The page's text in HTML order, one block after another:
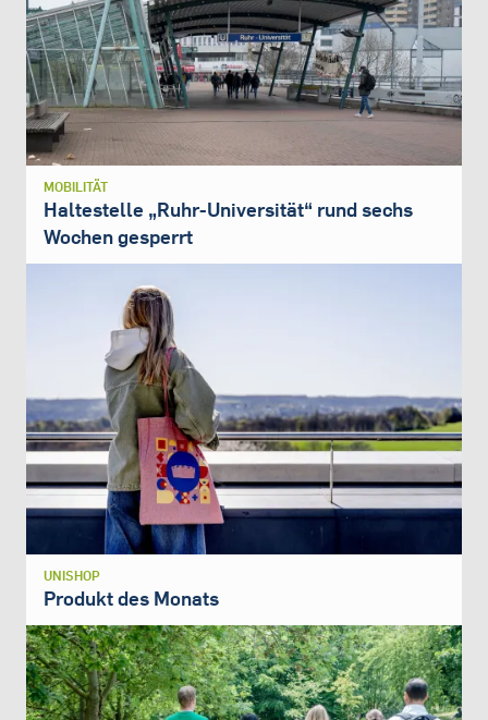
MOBILITÄT
Haltestelle „Ruhr-Universität“ rund sechs
Wochen gesperrt
UNISHOP
Produkt des Monats